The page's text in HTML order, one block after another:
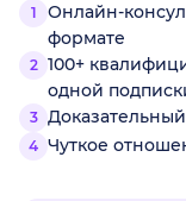
Онлайн-
формате
100+
одной
Чуткое